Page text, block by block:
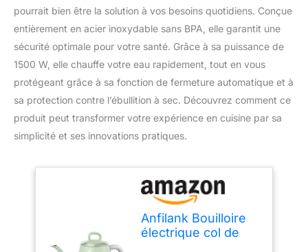
pourrait bien être la solution à vos besoins quotidiens. Conçue
entièrement en acier inoxydable sans BPA, elle garantit une
sécurité optimale pour votre santé. Grâce à sa puissance de
1500 W, elle chauffe votre eau rapidement, tout en vous
protégeant grâce à sa fonction de fermeture automatique et à
sa protection contre l’ébullition à sec. Découvrez comment ce
produit peut transformer votre expérience en cuisine par sa
simplicité et ses innovations pratiques.
Anfilank Bouilloire
électrique col de